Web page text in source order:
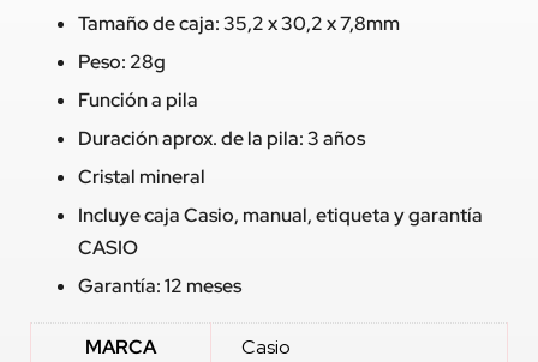
Tamaño de caja: 35,2 x 30,2 x 7,8mm
Peso: 28g
Función a pila
Duración aprox. de la pila: 3 años
Cristal mineral
Incluye caja Casio, manual, etiqueta y garantía
CASIO
Garantía: 12 meses
MARCA Casio